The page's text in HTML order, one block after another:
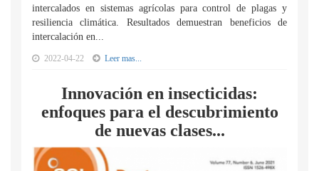
intercalados en sistemas agrícolas para control de plagas y
resiliencia climática. Resultados demuestran beneficios de
intercalación en...
2022-04-22 Leer mas...
Innovación en insecticidas:
enfoques para el descubrimiento
de nuevas clases...